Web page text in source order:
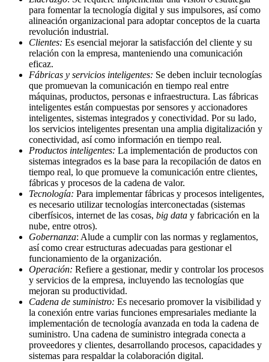
para fomentar la tecnología digital y sus impulsores, así como
alineación organizacional para adoptar conceptos de la cuarta
revolución industrial.
Clientes: Es esencial mejorar la satisfacción del cliente y su
relación con la empresa, manteniendo una comunicación
eficaz.
Fábricas y servicios inteligentes: Se deben incluir tecnologías
que promuevan la comunicación en tiempo real entre
máquinas, productos, personas e infraestructura. Las fábricas
inteligentes están compuestas por sensores y accionadores
inteligentes, sistemas integrados y conectividad. Por su lado,
los servicios inteligentes presentan una amplia digitalización y
conectividad, así como información en tiempo real.
Productos inteligentes: La implementación de productos con
sistemas integrados es la base para la recopilación de datos en
tiempo real, lo que promueve la comunicación entre clientes,
fábricas y procesos de la cadena de valor.
Tecnología: Para implementar fábricas y procesos inteligentes,
es necesario utilizar tecnologías interconectadas (sistemas
ciberfísicos, internet de las cosas, big data y fabricación en la
nube, entre otros).
Gobernanza: Alude a cumplir con las normas y reglamentos,
así como crear estructuras adecuadas para gestionar el
funcionamiento de la organización.
Operación: Refiere a gestionar, medir y controlar los procesos
y servicios de la empresa, incluyendo las tecnologías que
mejoran su productividad.
Cadena de suministro: Es necesario promover la visibilidad y
la conexión entre varias funciones empresariales mediante la
implementación de tecnología avanzada en toda la cadena de
suministro. Una cadena de suministro integrada conecta a
proveedores y clientes, desarrollando procesos, capacidades y
sistemas para respaldar la colaboración digital.